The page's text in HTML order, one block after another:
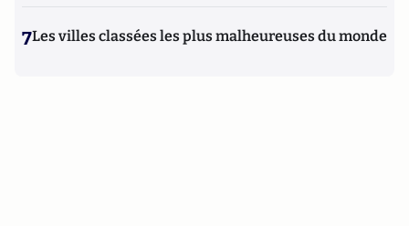
7Les villes classées les plus malheureuses du monde